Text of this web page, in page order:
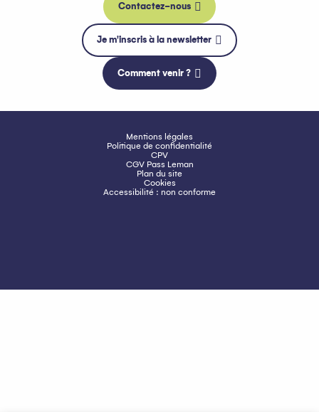
Contactez-nous
Je m'inscris à la newsletter
Comment venir ?
Mentions légales
Politique de confidentialité
CPV
CGV Pass Leman
Plan du site
Cookies
Accessibilité : non conforme